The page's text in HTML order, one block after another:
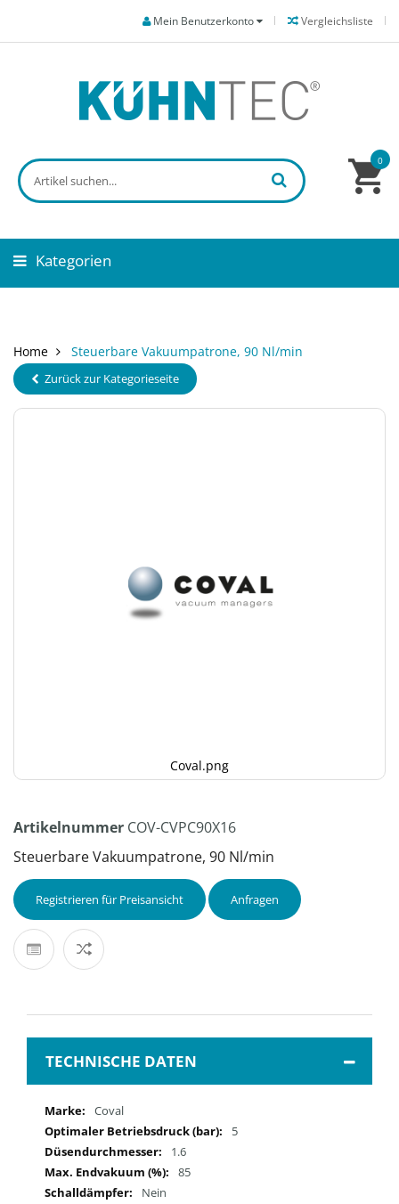
Vergleichsliste
Mein Benutzerkonto
0
Kategorien
Home Steuerbare Vakuumpatrone, 90 Nl/min
Zurück zur Kategorieseite
Coval.png
Artikelnummer COV-CVPC90X16
Steuerbare Vakuumpatrone, 90 Nl/min
Registrieren für Preisansicht Anfragen
TECHNISCHE DATEN
Mehr
Informationen
Coval
5
1.6
85
Nein